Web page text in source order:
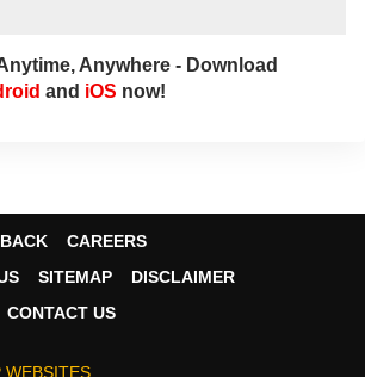
Anywhere - Download
and iOS now!
CAREERS
SITEMAP
DISCLAIMER
CONTACT US
WEBSITES